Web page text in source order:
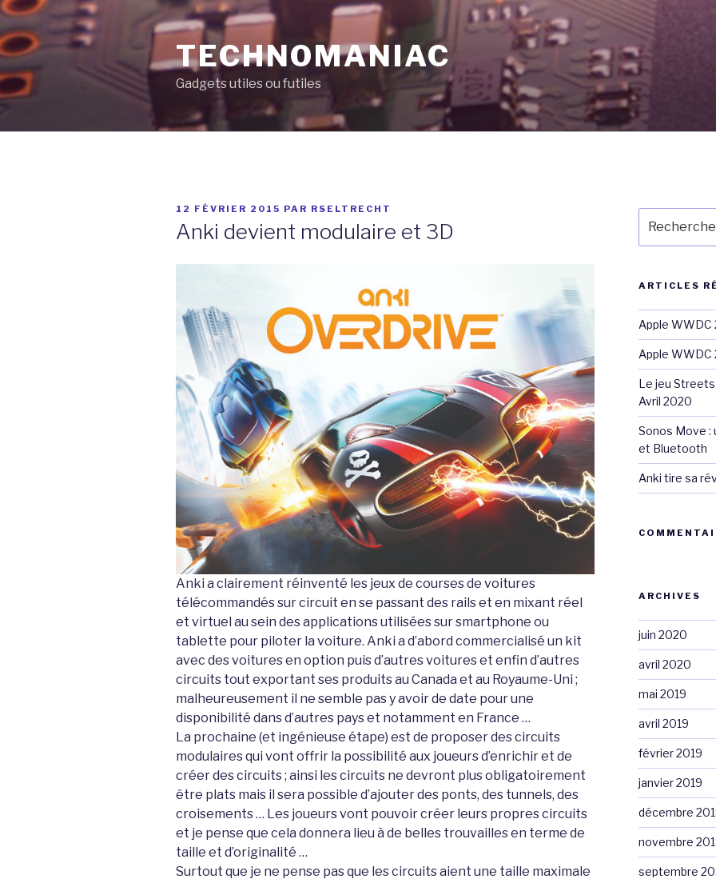
Aller
au
contenu
principal
TECHNOMANIAC
Gadgets utiles ou futiles
PUBLIÉ
12 FÉVRIER 2015 PAR RSELTRECHT
Anki devient modulaire et 3D
Anki a clairement réinventé les jeux de courses de voitures
télécommandés sur circuit en se passant des rails et en mixant réel
et virtuel au sein des applications utilisées sur smartphone ou
tablette pour piloter la voiture. Anki a d’abord commercialisé un kit
avec des voitures en option puis d’autres voitures et enfin d’autres
circuits tout exportant ses produits au Canada et au Royaume-Uni ;
malheureusement il ne semble pas y avoir de date pour une
disponibilité dans d’autres pays et notamment en France …
La prochaine (et ingénieuse étape) est de proposer des circuits
modulaires qui vont offrir la possibilité aux joueurs d’enrichir et de
créer des circuits ; ainsi les circuits ne devront plus obligatoirement
être plats mais il sera possible d’ajouter des ponts, des tunnels, des
croisements … Les joueurs vont pouvoir créer leurs propres circuits
et je pense que cela donnera lieu à de belles trouvailles en terme de
taille et d’originalité …
Surtout que je ne pense pas que les circuits aient une taille maximale
pour
:
ARTICLES
Apple WWDC
Apple WWDC
Le jeu
Avril 2020
Sonos Move :
et Bluetooth
Anki tire sa
ARCHIVES
juin 2020
avril 2020
mai 2019
avril 2019
février 2019
janvier 2019
décembre
novembre
septembre